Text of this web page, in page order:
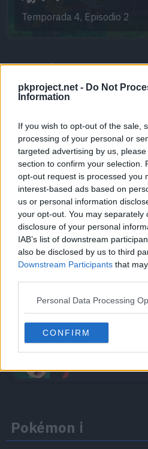
pkproject.net - Do Not
Information
If you wish to opt-out of the sale,
processing of your personal or
targeted advertising by us,
section to confirm your selection.
opt-out request is processed you
interest-based ads based on
us or personal information
your opt-out. You may separately
disclosure of your personal
IAB’s list of downstream
also be disclosed by us to third
Downstream Participants that
Personal Data Processing
CONFIRM
Temporada 4, Episodio 2
Galería de
グボルテッカーズ
Personajesℹ️
Liko
Doti
Pokémon ℹ️